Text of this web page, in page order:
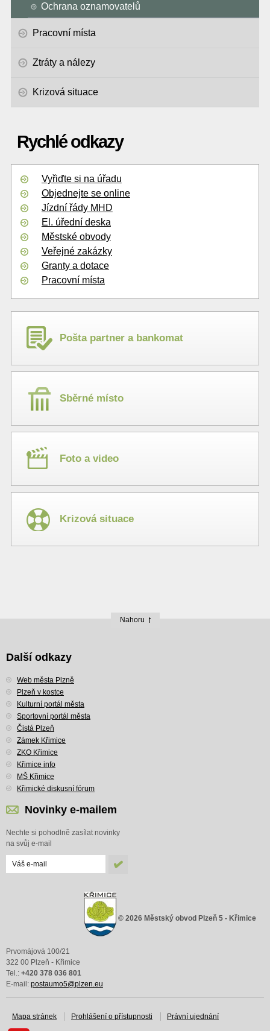
Ochrana oznamovatelů
Pracovní místa
Ztráty a nálezy
Krizová situace
Rychlé odkazy
Vyřiďte si na úřadu
Objednejte se online
Jízdní řády MHD
El. úřední deska
Městské obvody
Veřejné zakázky
Granty a dotace
Pracovní místa
Pošta partner a bankomat
Sběrné místo
Foto a video
Krizová situace
Nahoru
Další odkazy
Web města Plzně
Plzeň v kostce
Kulturní portál města
Sportovní portál města
Čistá Plzeň
Zámek Křimice
ZKO Křimice
Křimice info
MŠ Křimice
Křimické diskusní fórum
Novinky e-mailem
Nechte si pohodlně zasílat novinky
na svůj e-mail
© 2026 Městský obvod Plzeň 5 - Křimice
Prvomájová 100/21
322 00 Plzeň - Křimice
Tel.: +420 378 036 801
E-mail: postaumo5@plzen.eu
Mapa stránek Prohlášení o přístupnosti Právní ujednání